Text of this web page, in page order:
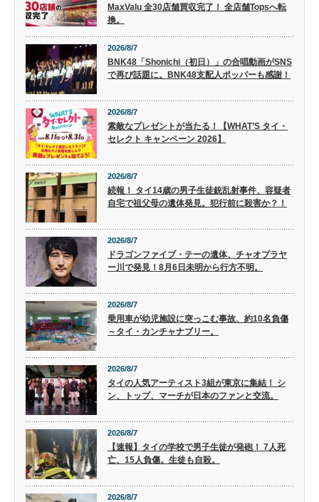
MaxValu 全30店舗買収完了！ 全店舗Topsへ転
換。
2026/8/7
BNK48「Shonichi（初日）」の合唱動画がSNS
で再び話題に。BNK48支配人ポッパーも感謝！
2026/8/7
素敵なプレゼントが当たる！【WHAT’S タイ・
セレクト キャンペーン 2026】
2026/8/7
続報！ タイ14歳の男子生徒銃乱射事件、容疑者
自宅で祖父母の遺体発見。犯行前に殺害か？！
2026/8/7
ドラゴンファイブ・テーの遺体、チャオプラヤ
ー川で発見！8月6日未明から行方不明。
2026/8/7
乗用車が幼児施設に突っこむ事故、約10名負傷
～タイ・カンチャナブリー。
2026/8/7
タイの人気アーティスト3組が東京に集結！ シ
ン、トップ、マーチが日本のファンと交流。
2026/8/7
【速報】タイの学校で男子生徒が発砲！ 7人死
亡、15人負傷。生徒も自殺。
2026/8/7